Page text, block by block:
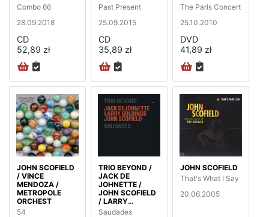
Combo 66
28.09.2018
CD
52,89 zł
Past Present
25.09.2015
CD
35,89 zł
The Paris Concert
25.10.2010
DVD
41,89 zł
JOHN SCOFIELD
/ VINCE
MENDOZA /
METROPOLE
ORCHEST
54
TRIO BEYOND /
JACK DE
JOHNETTE /
JOHN SCOFIELD
/ LARRY
GOLDINGS
Saudades
JOHN SCOFIELD
That's What I Say
20.06.2005